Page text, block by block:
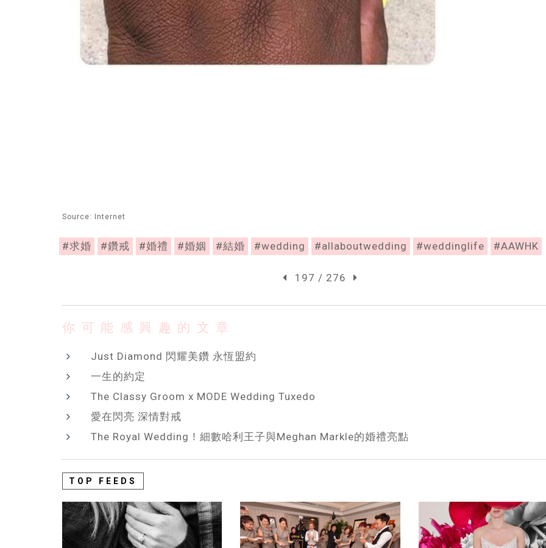
Source: Internet
#求婚 #鑽戒 #婚禮 #婚姻 #結婚 #wedding #allaboutwedding #weddinglife #AAWHK
197 / 276
你可能感興趣的文章
Just Diamond 閃耀美鑽 永恆盟約
一生的約定
The Classy Groom x MODE Wedding Tuxedo
愛在閃亮 深情對戒
The Royal Wedding！細數哈利王子與Meghan Markle的婚禮亮點
TOP FEEDS